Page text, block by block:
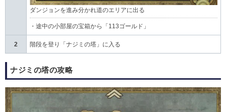
ダンジョンを進み分かれ道のエリアに出る
・途中の小部屋の宝箱から「113ゴールド」
2 階段を登り「ナジミの塔」に入る
ナジミの塔の攻略